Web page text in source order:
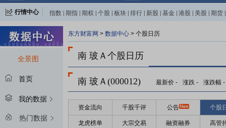
行情中心 指数 期指 期权 个股 板块 排行 新股 基金 港股 美股 期货
全景图
首页
我的数据
热门数据
东方财富网 > 数据中心 > 个股日历
南 玻Ａ个股日历
南 玻Ａ(000012) 最新价 - 涨跌 - 涨跌幅 -
资金流向 千股千评 公告 个股
龙虎榜单 大宗交易 融资融券 高管